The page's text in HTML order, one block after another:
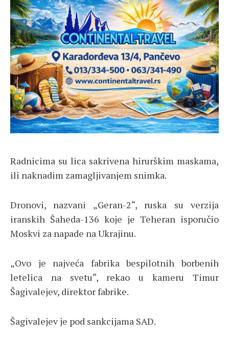
Radnicima su lica sakrivena hirurškim maskama,
ili naknadim zamagljivanjem snimka.
Dronovi, nazvani „Geran-2“, ruska su verzija
iranskih Šaheda-136 koje je Teheran isporučio
Moskvi za napade na Ukrajinu.
„Ovo je najveća fabrika bespilotnih borbenih
letelica na svetu“, rekao u kameru Timur
Šagivalejev, direktor fabrike.
Šagivalejev je pod sankcijama SAD.